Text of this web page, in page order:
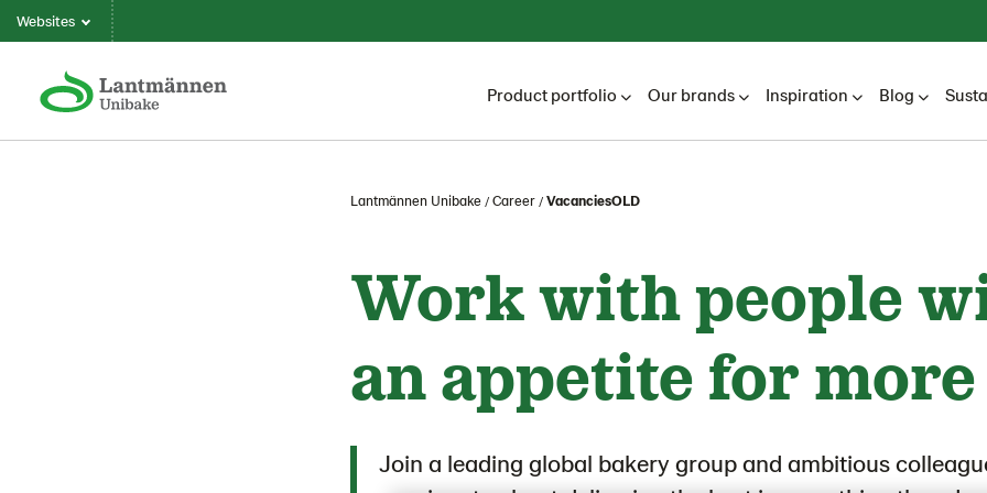
Websites
Product portfolio Our brands Inspiration Blog
Lantmännen Unibake Career VacanciesOLD
Work with people
an appetite for more
Join a leading global bakery group and ambitious